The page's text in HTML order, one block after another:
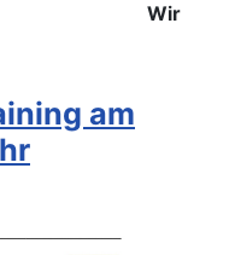
Wir
am